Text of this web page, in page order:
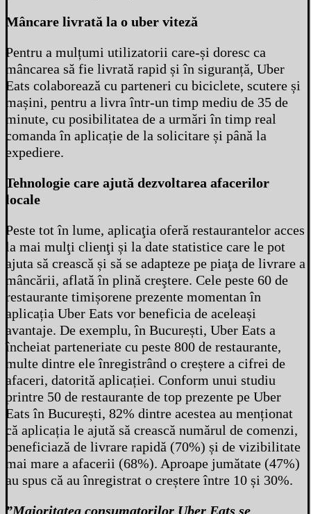
Mâncare livrată la o uber viteză
Pentru a mulțumi utilizatorii care-și doresc ca
mâncarea să fie livrată rapid și în siguranță, Uber
Eats colaborează cu parteneri cu biciclete, scutere și
mașini, pentru a livra într-un timp mediu de 35 de
minute, cu posibilitatea de a urmări în timp real
comanda în aplicație de la solicitare și până la
expediere.
Tehnologie care ajută dezvoltarea afacerilor
locale
Peste tot în lume, aplicaţia oferă restaurantelor acces
la mai mulţi clienţi și la date statistice care le pot
ajuta să crească și să se adapteze pe piaţa de livrare a
mâncării, aflată în plină creştere. Cele peste 60 de
restaurante timișorene prezente momentan în
aplicația Uber Eats vor beneficia de aceleași
avantaje. De exemplu, în București, Uber Eats a
încheiat parteneriate cu peste 800 de restaurante,
multe dintre ele înregistrând o creștere a cifrei de
afaceri, datorită aplicației. Conform unui studiu
printre 50 de restaurante de top prezente pe Uber
Eats în București, 82% dintre acestea au menționat
că aplicația le ajută să crească numărul de comenzi,
beneficiază de livrare rapidă (70%) și de vizibilitate
mai mare a afacerii (68%). Aproape jumătate (47%)
au spus că au înregistrat o creștere între 10 și 30%.
”Majoritatea consumatorilor Uber Eats se